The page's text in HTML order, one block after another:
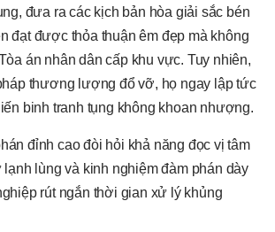
đưa ra các kịch bản hòa giải sắc bén
đạt được thỏa thuận êm đẹp mà không
án nhân dân cấp khu vực. Tuy nhiên,
thương lượng đổ vỡ, họ ngay lập tức
binh tranh tụng không khoan nhượng.
đỉnh cao đòi hỏi khả năng đọc vị tâm
lùng và kinh nghiệm đàm phán dày
rút ngắn thời gian xử lý khủng